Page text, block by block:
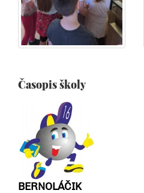
Časopis školy
BERNOLÁČIK